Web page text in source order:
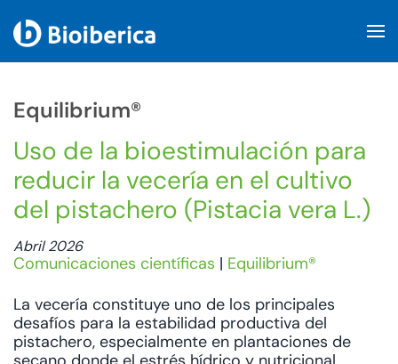
Equilibrium®
Uso de la bioestimulación para
reducir la vecería en el cultivo
del pistachero (Pistacia vera L.)
Abril 2026
Comunicaciones científicas | Equilibrium®
La vecería constituye uno de los principales
desafíos para la estabilidad productiva del
pistachero, especialmente en plantaciones de